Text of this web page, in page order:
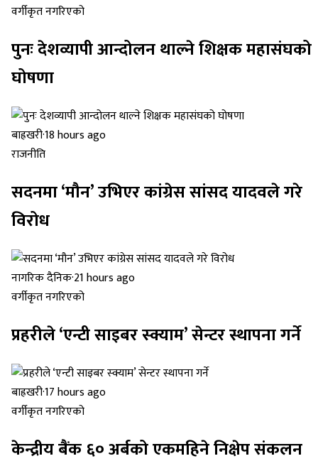
वर्गीकृत नगरिएको
पुनः देशव्यापी आन्दोलन थाल्ने शिक्षक महासंघको
घोषणा
बाह्रखरी·18 hours ago
राजनीति
सदनमा ‘मौन’ उभिएर कांग्रेस सांसद यादवले गरे
विरोध
नागरिक दैनिक·21 hours ago
वर्गीकृत नगरिएको
प्रहरीले ‘एन्टी साइबर स्क्याम’ सेन्टर स्थापना गर्ने
बाह्रखरी·17 hours ago
वर्गीकृत नगरिएको
केन्द्रीय बैंक ६० अर्बको एकमहिने निक्षेप संकलन